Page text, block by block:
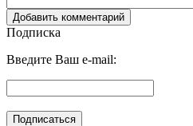
Подписка
Введите Ваш e-mail: